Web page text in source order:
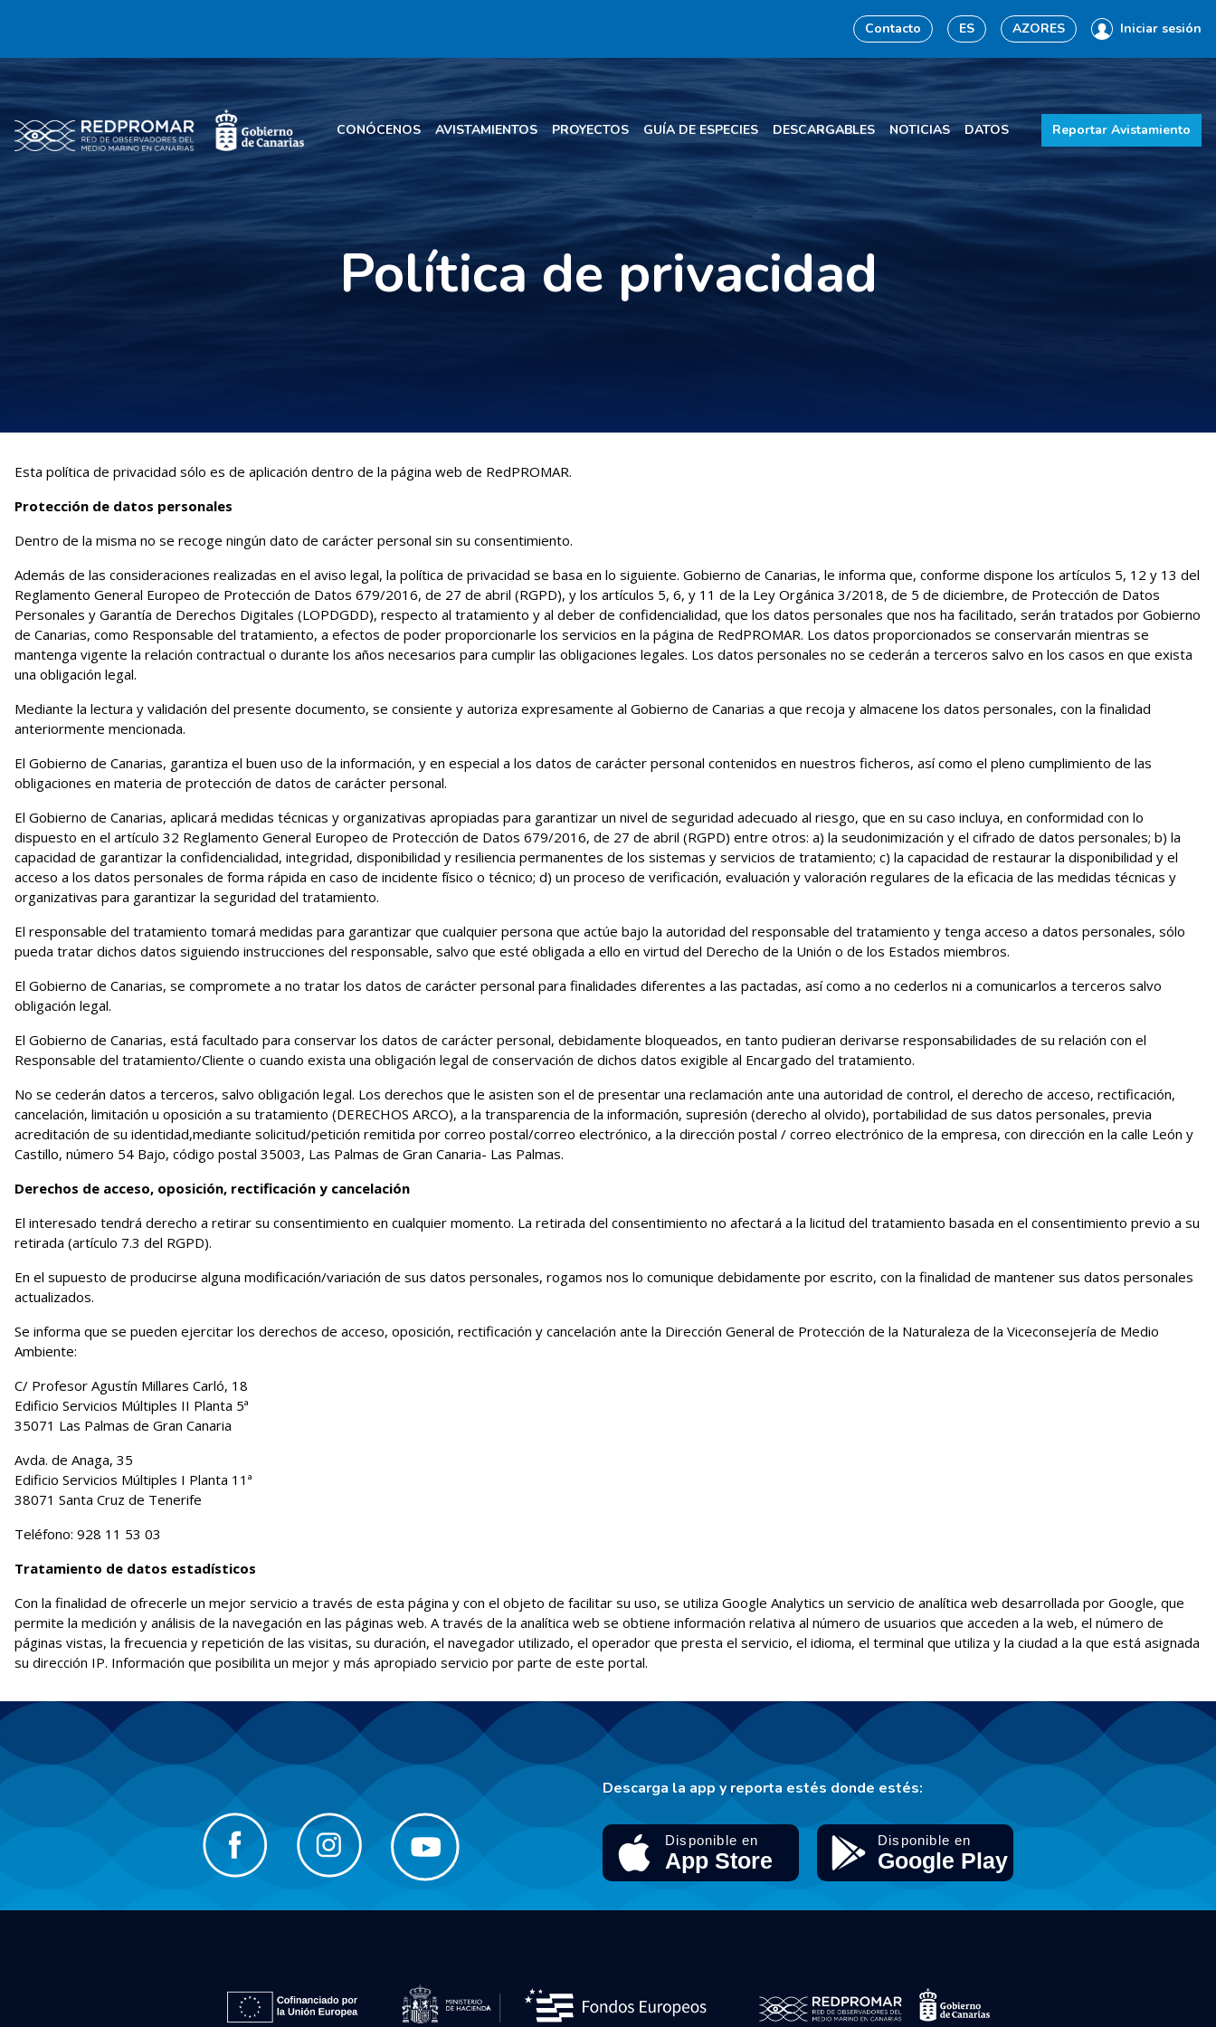
Contacto ES AZORES Iniciar sesión
CONÓCENOS AVISTAMIENTOS PROYECTOS GUÍA DE ESPECIES DESCARGABLES NOTICIAS DATOS Reportar Avistamiento
Política de privacidad
Esta política de privacidad sólo es de aplicación dentro de la página web de RedPROMAR.
Protección de datos personales
Dentro de la misma no se recoge ningún dato de carácter personal sin su consentimiento.
Además de las consideraciones realizadas en el aviso legal, la política de privacidad se basa en lo siguiente. Gobierno de Canarias, le informa que, conforme dispone los artículos 5, 12 y 13 del
Reglamento General Europeo de Protección de Datos 679/2016, de 27 de abril (RGPD), y los artículos 5, 6, y 11 de la Ley Orgánica 3/2018, de 5 de diciembre, de Protección de Datos
Personales y Garantía de Derechos Digitales (LOPDGDD), respecto al tratamiento y al deber de confidencialidad, que los datos personales que nos ha facilitado, serán tratados por Gobierno
de Canarias, como Responsable del tratamiento, a efectos de poder proporcionarle los servicios en la página de RedPROMAR. Los datos proporcionados se conservarán mientras se
mantenga vigente la relación contractual o durante los años necesarios para cumplir las obligaciones legales. Los datos personales no se cederán a terceros salvo en los casos en que exista
una obligación legal.
Mediante la lectura y validación del presente documento, se consiente y autoriza expresamente al Gobierno de Canarias a que recoja y almacene los datos personales, con la finalidad
anteriormente mencionada.
El Gobierno de Canarias, garantiza el buen uso de la información, y en especial a los datos de carácter personal contenidos en nuestros ficheros, así como el pleno cumplimiento de las
obligaciones en materia de protección de datos de carácter personal.
El Gobierno de Canarias, aplicará medidas técnicas y organizativas apropiadas para garantizar un nivel de seguridad adecuado al riesgo, que en su caso incluya, en conformidad con lo
dispuesto en el artículo 32 Reglamento General Europeo de Protección de Datos 679/2016, de 27 de abril (RGPD) entre otros: a) la seudonimización y el cifrado de datos personales; b) la
capacidad de garantizar la confidencialidad, integridad, disponibilidad y resiliencia permanentes de los sistemas y servicios de tratamiento; c) la capacidad de restaurar la disponibilidad y el
acceso a los datos personales de forma rápida en caso de incidente físico o técnico; d) un proceso de verificación, evaluación y valoración regulares de la eficacia de las medidas técnicas y
organizativas para garantizar la seguridad del tratamiento.
El responsable del tratamiento tomará medidas para garantizar que cualquier persona que actúe bajo la autoridad del responsable del tratamiento y tenga acceso a datos personales, sólo
pueda tratar dichos datos siguiendo instrucciones del responsable, salvo que esté obligada a ello en virtud del Derecho de la Unión o de los Estados miembros.
El Gobierno de Canarias, se compromete a no tratar los datos de carácter personal para finalidades diferentes a las pactadas, así como a no cederlos ni a comunicarlos a terceros salvo
obligación legal.
El Gobierno de Canarias, está facultado para conservar los datos de carácter personal, debidamente bloqueados, en tanto pudieran derivarse responsabilidades de su relación con el
Responsable del tratamiento/Cliente o cuando exista una obligación legal de conservación de dichos datos exigible al Encargado del tratamiento.
No se cederán datos a terceros, salvo obligación legal. Los derechos que le asisten son el de presentar una reclamación ante una autoridad de control, el derecho de acceso, rectificación,
cancelación, limitación u oposición a su tratamiento (DERECHOS ARCO), a la transparencia de la información, supresión (derecho al olvido), portabilidad de sus datos personales, previa
acreditación de su identidad,mediante solicitud/petición remitida por correo postal/correo electrónico, a la dirección postal / correo electrónico de la empresa, con dirección en la calle León y
Castillo, número 54 Bajo, código postal 35003, Las Palmas de Gran Canaria- Las Palmas.
Derechos de acceso, oposición, rectificación y cancelación
El interesado tendrá derecho a retirar su consentimiento en cualquier momento. La retirada del consentimiento no afectará a la licitud del tratamiento basada en el consentimiento previo a su
retirada (artículo 7.3 del RGPD).
En el supuesto de producirse alguna modificación/variación de sus datos personales, rogamos nos lo comunique debidamente por escrito, con la finalidad de mantener sus datos personales
actualizados.
Se informa que se pueden ejercitar los derechos de acceso, oposición, rectificación y cancelación ante la Dirección General de Protección de la Naturaleza de la Viceconsejería de Medio
Ambiente:
C/ Profesor Agustín Millares Carló, 18
Edificio Servicios Múltiples II Planta 5ª
35071 Las Palmas de Gran Canaria
Avda. de Anaga, 35
Edificio Servicios Múltiples I Planta 11ª
38071 Santa Cruz de Tenerife
Teléfono: 928 11 53 03
Tratamiento de datos estadísticos
Con la finalidad de ofrecerle un mejor servicio a través de esta página y con el objeto de facilitar su uso, se utiliza Google Analytics un servicio de analítica web desarrollada por Google, que
permite la medición y análisis de la navegación en las páginas web. A través de la analítica web se obtiene información relativa al número de usuarios que acceden a la web, el número de
páginas vistas, la frecuencia y repetición de las visitas, su duración, el navegador utilizado, el operador que presta el servicio, el idioma, el terminal que utiliza y la ciudad a la que está asignada
su dirección IP. Información que posibilita un mejor y más apropiado servicio por parte de este portal.
Descarga la app y reporta estés donde estés: